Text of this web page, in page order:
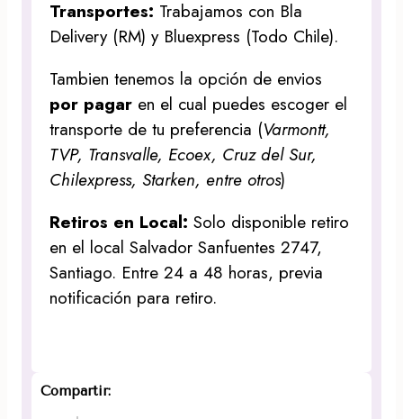
Transportes: Trabajamos con Bla
Delivery (RM) y Bluexpress (Todo Chile).
Tambien tenemos la opción de envios
por pagar en el cual puedes escoger el
transporte de tu preferencia (Varmontt,
TVP, Transvalle, Ecoex, Cruz del Sur,
Chilexpress, Starken, entre otros)
Retiros en Local:Solo disponible retiro
en el local Salvador Sanfuentes 2747,
Santiago. Entre 24 a 48 horas, previa
notificación para retiro.
Compartir: